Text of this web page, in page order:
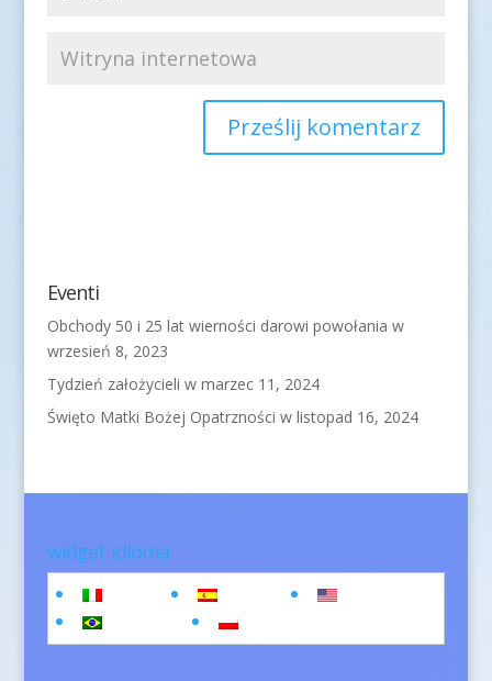
Eventi
Obchody 50 i 25 lat wierności darowi powołania w
wrzesień 8, 2023
Tydzień założycieli w marzec 11, 2024
Święto Matki Bożej Opatrzności w listopad 16, 2024
widget-idioma